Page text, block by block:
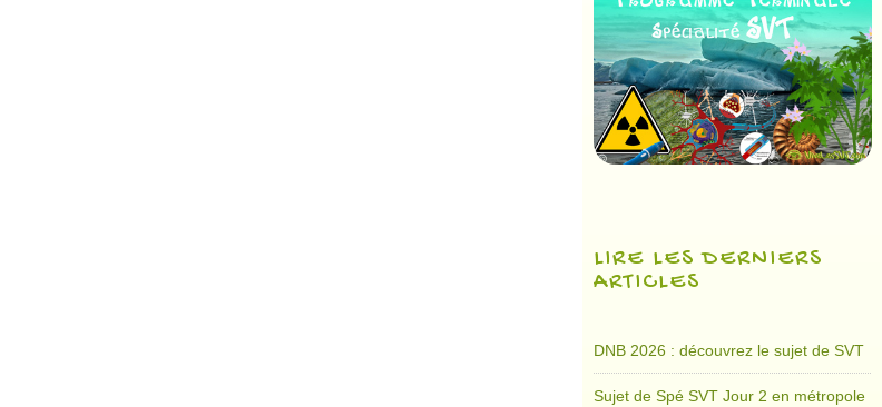
LIRE LES DERNIERS
ARTICLES
DNB 2026 : découvrez le sujet de SVT
Sujet de Spé SVT Jour 2 en métropole